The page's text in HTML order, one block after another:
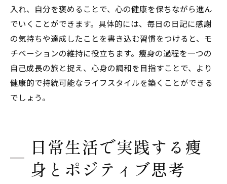
入れ、自分を褒めることで、心の健康を保ちながら進ん
でいくことができます。具体的には、毎日の日記に感謝
の気持ちや達成したことを書き込む習慣をつけると、モ
チベーションの維持に役立ちます。瘦身の過程を一つの
自己成長の旅と捉え、心身の調和を目指すことで、より
健康的で持続可能なライフスタイルを築くことができる
でしょう。
日常生活で実践する瘦
身とポジティブ思考